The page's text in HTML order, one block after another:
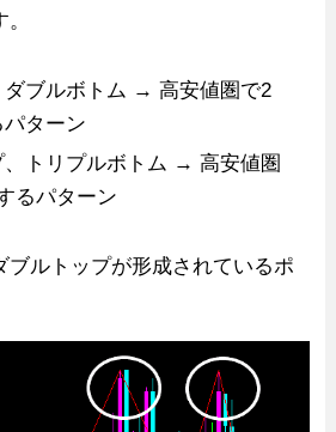
ダブルボトム → 高安値圏で2
ターン
、トリプルボトム → 高安値圏
るパターン
ブルトップが形成されているポ